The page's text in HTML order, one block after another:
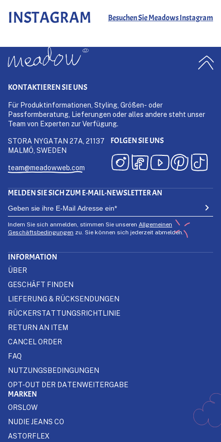
INSTAGRAM Besuchen Sie Meadows Instagram
KONTAKTIEREN SIE UNS
Für Produktinformationen, Styling, Größen- oder
Passformberatung, Lieferungen oder alles andere steht unser
Team von Experten zur Verfügung.
STORA NYGATAN 27A, 21137
MALMÖ, SWEDEN
team@meadowweb.com
FOLGEN SIE UNS
MELDEN SIE SICH ZUM E-MAIL-NEWSLETTER AN
Indem Sie sich anmelden, stimmen Sie unseren Allgemeinen
Geschäftsbedingungen zu. Sie können sich jederzeit abmelden.
INFORMATION
ÜBER
GESCHÄFT FINDEN
LIEFERUNG & RÜCKSENDUNGEN
RÜCKERSTATTUNGSRICHTLINIE
RETURN AN ITEM
CANCEL ORDER
FAQ
NUTZUNGSBEDINGUNGEN
OPT-OUT DER DATENWEITERGABE
MARKEN
ORSLOW
NUDIE JEANS CO
ASTORFLEX